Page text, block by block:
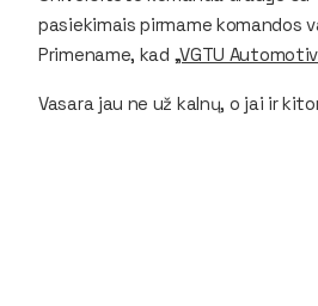
pasiekimais pirmame komandos
Primename, kad „VGTU
Vasara jau ne už kalnų, o jai ir